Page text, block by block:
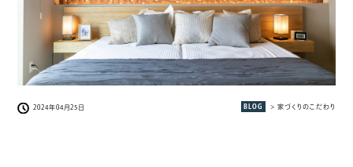
2024年04月25日 BLOG > 家づくりのこだわり